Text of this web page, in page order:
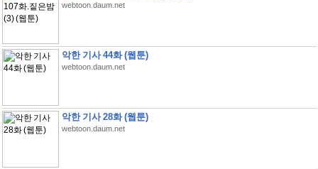
webtoon.daum.net
악한 기사 44화 (웹툰)
webtoon.daum.net
악한 기사 28화 (웹툰)
webtoon.daum.net